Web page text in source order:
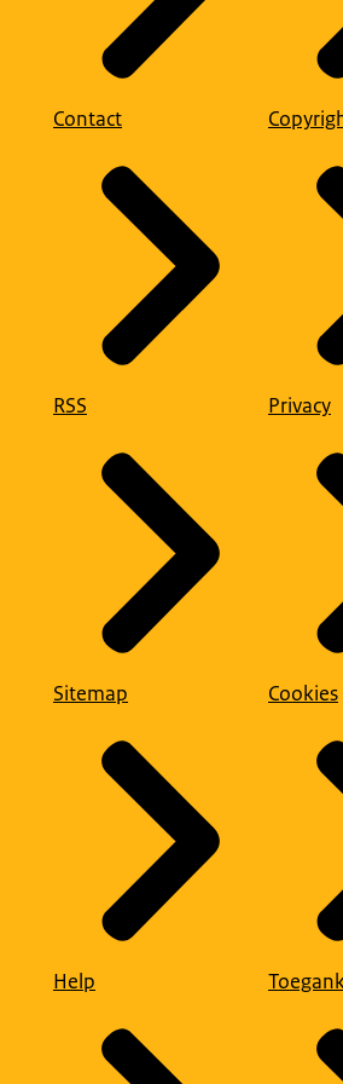
Contact
RSS
Sitemap
Help
Privacy
Cookies